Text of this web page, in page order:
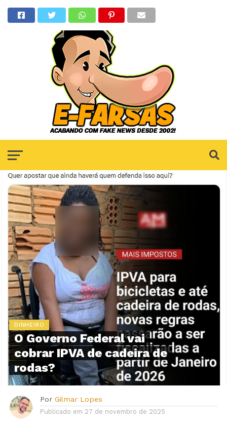
DINHEIRO
O Governo Federal vai
cobrar IPVA de cadeira de
rodas?
Por Gilmar Lopes
Publicado em 27 de novembro de 2025